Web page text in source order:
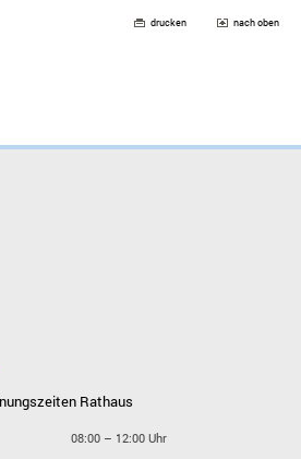
drucken nach oben
Rathaus
08:00 – 12:00 Uhr